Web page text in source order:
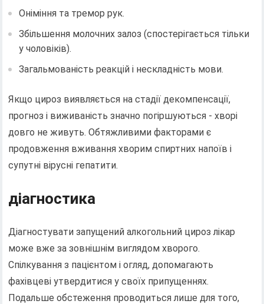
Оніміння та тремор рук.
Збільшення молочних залоз (спостерігається тільки
у чоловіків).
Загальмованість реакцій і нескладність мови.
Якщо цироз виявляється на стадії декомпенсації,
прогноз і виживаність значно погіршуються - хворі
довго не живуть. Обтяжливими факторами є
продовження вживання хворим спиртних напоїв і
супутні вірусні гепатити.
діагностика
Діагностувати запущений алкогольний цироз лікар
може вже за зовнішнім виглядом хворого.
Спілкування з пацієнтом і огляд, допомагають
фахівцеві утвердитися у своїх припущеннях.
Подальше обстеження проводиться лише для того,